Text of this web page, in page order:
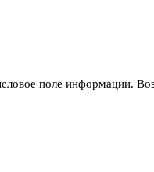
поле информации.